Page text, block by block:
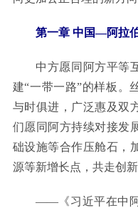
第一章 中国—阿拉伯
中方愿同阿方平等互
建“一带一路”的样板。
与时俱进，广泛惠及双
们愿同阿方持续对接发
础设施等合作压舱石，
源等新增长点，共走创
——《习近平在中阿